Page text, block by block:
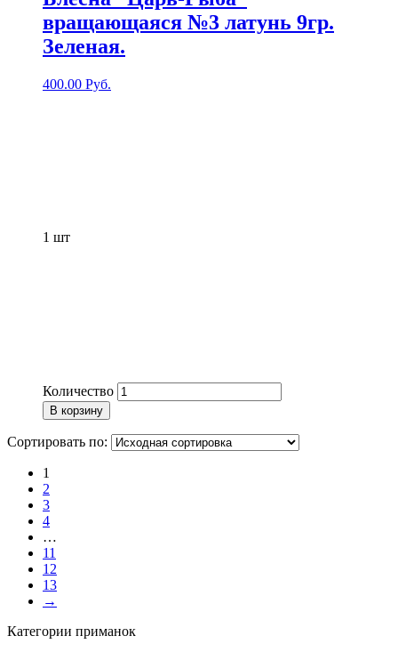
вращающаяся №3 латунь 9гр.
Зеленая.
400.00 Руб.
1 шт
Количество
В корзину
Сортировать по:
1
2
3
4
…
11
12
13
→
Категории приманок